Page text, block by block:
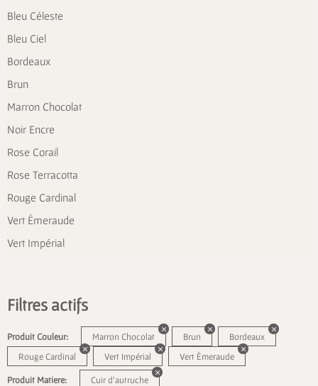
Bleu Céleste
Bleu Ciel
Bordeaux
Brun
Marron Chocolat
Noir Encre
Rose Corail
Rose Terracotta
Rouge Cardinal
Vert Émeraude
Vert Impérial
Filtres actifs
Produit Couleur: Marron Chocolat Brun
Bordeaux
Rouge Cardinal
Vert Impérial Vert Émeraude
Produit Matiere: Cuir d'autruche